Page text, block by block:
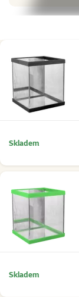
Skladem
Skladem